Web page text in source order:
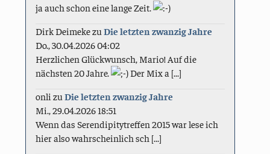
ja auch schon eine lange Zeit.
Dirk DeimekezuDie letzten zwanzig Jahre
Do., 30.04.2026 04:02
Herzlichen Glückwunsch, Mario! Auf die
nächsten 20 Jahre.
Der Mix a [...]
onli zuDie letzten zwanzig Jahre
Mi., 29.04.2026 18:51
Wenn das Serendipitytreffen 2015 war lese ich
hier also wahrscheinlich sch [...]